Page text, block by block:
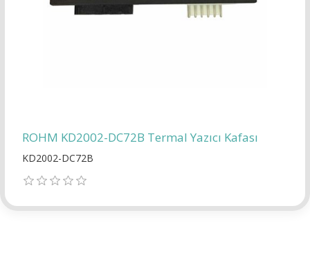
ROHM KD2002-DC72B Termal Yazıcı Kafası
KD2002-DC72B